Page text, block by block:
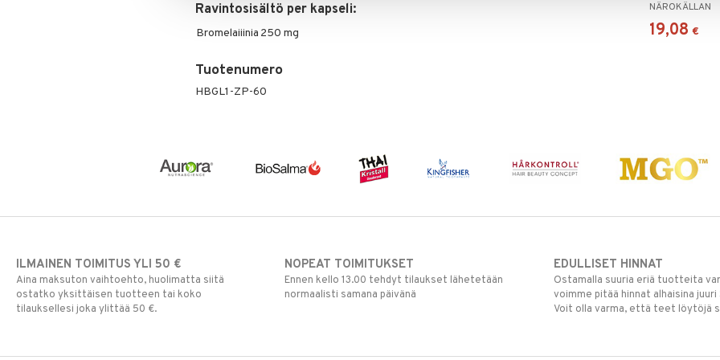
Ravintosisältö per kapseli:
Bromelaiiinia 250 mg
Tuotenumero
HBGL1-ZP-60
NÄROKÄLLAN
19,08 €
ILMAINEN TOIMITUS YLI 50 €
Aina maksuton vaihtoehto, huolimatta siitä
ostatko yksittäisen tuotteen tai koko
tilauksellesi joka ylittää 50 €.
NOPEAT TOIMITUKSET
Ennen kello 13.00 tehdyt tilaukset lähetetään
normaalisti samana päivänä
EDULLISET HINNAT
Ostamalla suuria eriä tuotteita
voimme pitää hinnat alhaisina
Voit olla varma, että teet löytöjä